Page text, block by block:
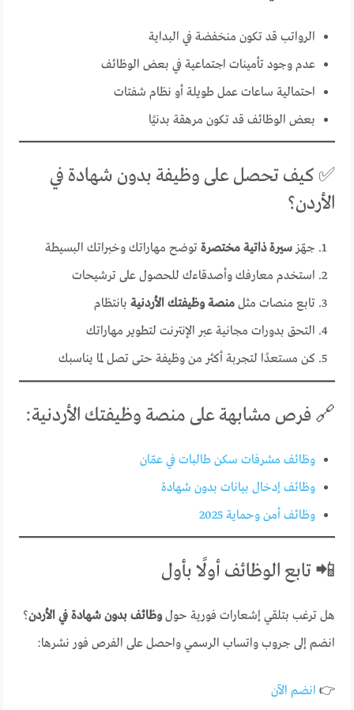
الرواتب قد تكون منخفضة في البداية
عدم وجود تأمينات اجتماعية في بعض الوظائف
احتمالية ساعات عمل طويلة أو نظام شفتات
بعض الوظائف قد تكون مرهقة بدنيًا
✅ كيف تحصل على وظيفة بدون شهادة في
الأردن؟
جهّزسيرة ذاتية مختصرة توضح مهاراتك وخبراتك البسيطة
استخدم معارفك وأصدقاءك للحصول على ترشيحات
تابع منصات مثلمنصة وظيفتك الأردنية بانتظام
التحق بدورات مجانية عبر الإنترنت لتطوير مهاراتك
كن مستعدًا لتجربة أكثر من وظيفة حتى تصل لما يناسبك
🔗 فرص مشابهة على منصة وظيفتك الأردنية:
وظائف مشرفات سكن طالبات في عمّان
وظائف إدخال بيانات بدون شهادة
وظائف أمن وحماية 2025
📲 تابع الوظائف أولًا بأول
هل ترغب بتلقي إشعارات فورية حولوظائف بدون شهادة في الأردن؟
انضم إلى جروب واتساب الرسمي واحصل على الفرص فور نشرها:
👉 انضم الآن